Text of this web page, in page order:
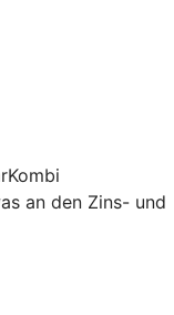
an den Zins- und